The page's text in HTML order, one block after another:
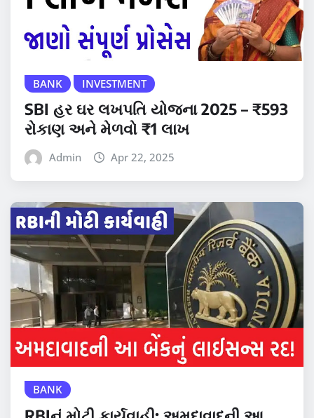
BANK INVESTMENT
SBI હર ઘર લખપતિ યોજના 2025 – ₹593
રોકાણ અને મેળવો ₹1 લાખ
Admin Apr 22, 2025
BANK